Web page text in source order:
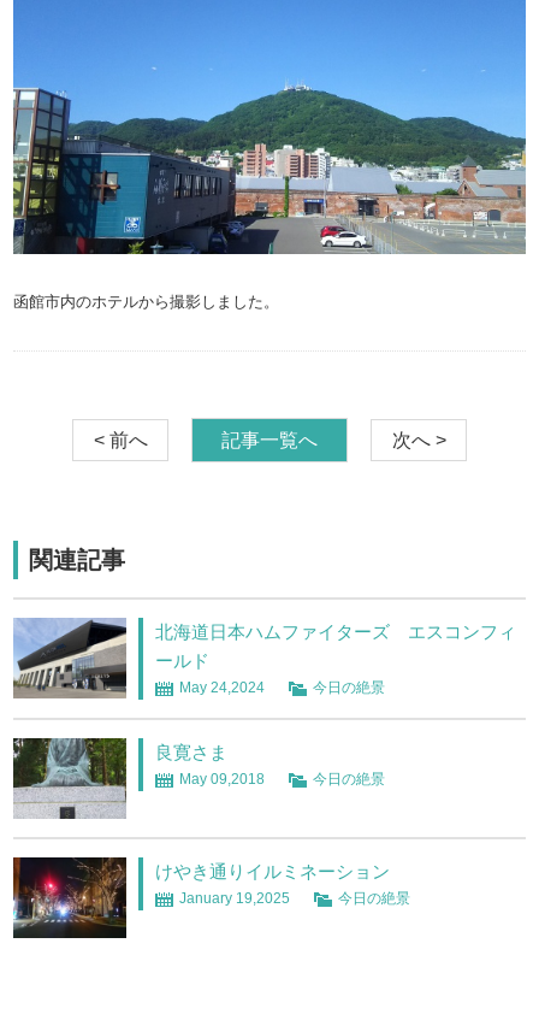
函館市内のホテルから撮影しました。
< 前へ 記事一覧へ 次へ >
関連記事
北海道日本ハムファイターズ エスコンフィ
ールド
May 24,2024 今日の絶景
良寛さま
May 09,2018 今日の絶景
けやき通りイルミネーション
January 19,2025 今日の絶景